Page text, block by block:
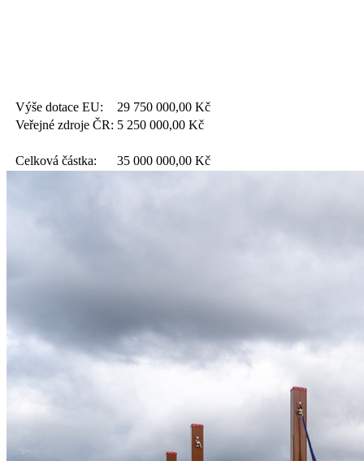
Výše dotace EU: 29 750 000,00 Kč
Veřejné zdroje ČR: 5 250 000,00 Kč
Celková částka: 35 000 000,00 Kč